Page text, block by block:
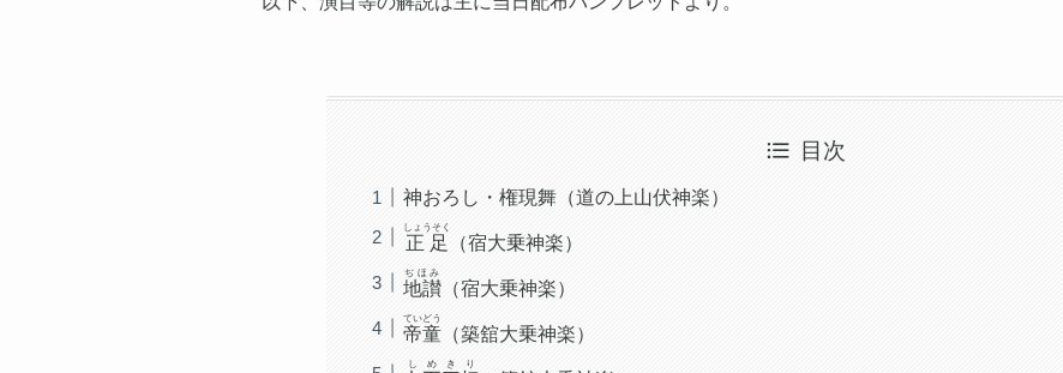
目次
神おろし・権現舞（道の上山伏神楽）
正足
しょうそく
（宿大乗神楽）
地讃
ぢほみ
（宿大乗神楽）
帝童
ていどう
（築舘大乗神楽）
しめきり